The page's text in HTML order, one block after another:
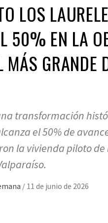
LOS
50% EN LA
GRANDE
transformación
el 50% de
la vivienda piloto
/ 11 de junio de 2026